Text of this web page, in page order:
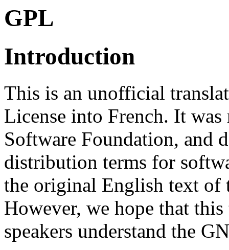
GPL
Introduction
This is an unofficial
License into French. It
Software Foundation, and
distribution terms for
the original English text of
However, we hope that
speakers understand the